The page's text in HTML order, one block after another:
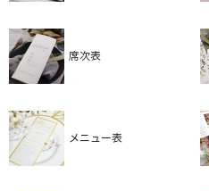
席次表
メニュー表